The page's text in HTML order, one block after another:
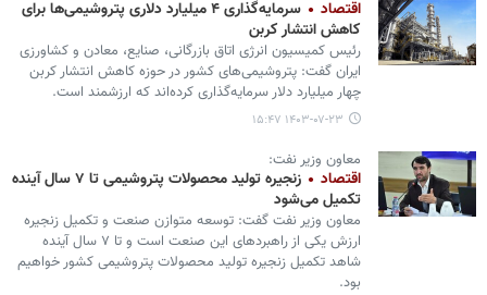
اقتصاد
سرمایه‌گذاری ۴ میلیارد دلاری پتروشیمی‌ها برای
کاهش انتشار کربن
رئیس کمیسیون انرژی اتاق بازرگانی، صنایع، معادن و کشاورزی
ایران گفت: پتروشیمی‌های کشور در حوزه کاهش انتشار کربن
چهار میلیارد دلار سرمایه‌گذاری کرده‌اند که ارزشمند است.
۱۴۰۳-۰۷-۲۳ ۱۵:۴۷
معاون وزیر نفت:
اقتصاد
زنجیره تولید محصولات پتروشیمی تا ۷ سال آینده
تکمیل می‌شود
معاون وزیر نفت گفت: توسعه متوازن صنعت و تکمیل زنجیره
ارزش یکی از راهبردهای این صنعت است و تا ۷ سال آینده
شاهد تکمیل زنجیره تولید محصولات پتروشیمی کشور خواهیم
بود.